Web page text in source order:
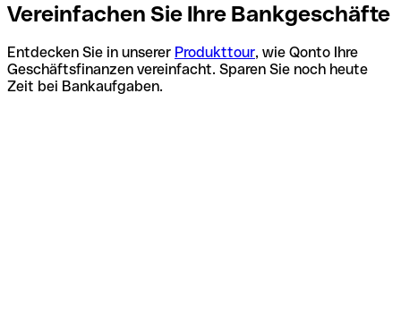
Vereinfachen Sie Ihre Bankgeschäfte
Entdecken Sie in unserer Produkttour, wie Qonto Ihre
Geschäftsfinanzen vereinfacht. Sparen Sie noch heute
Zeit bei Bankaufgaben.